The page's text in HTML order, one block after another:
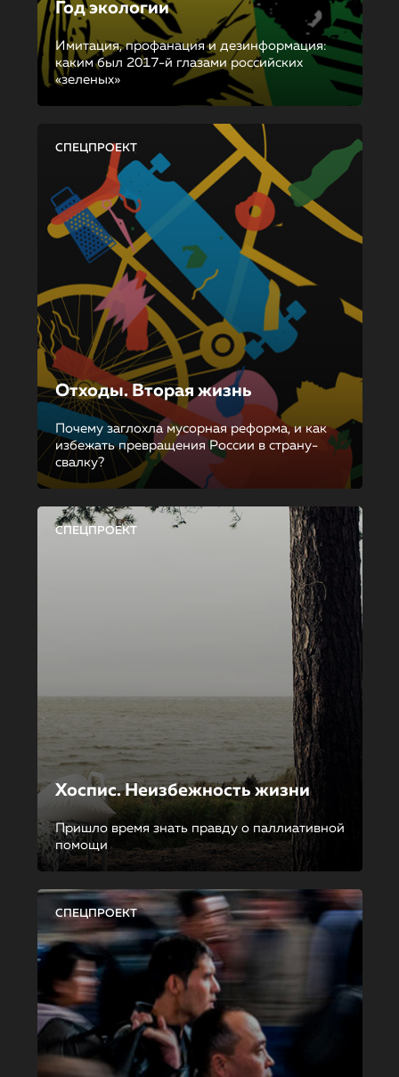
Год экологии
Имитация, профанация и дезинформация:
каким был 2017-й глазами российских
«зеленых»
СПЕЦПРОЕКТ
Отходы. Вторая жизнь
Почему заглохла мусорная реформа, и как
избежать превращения России в страну-
свалку?
СПЕЦПРОЕКТ
Хоспис. Неизбежность жизни
Пришло время знать правду о паллиативной
помощи
СПЕЦПРОЕКТ